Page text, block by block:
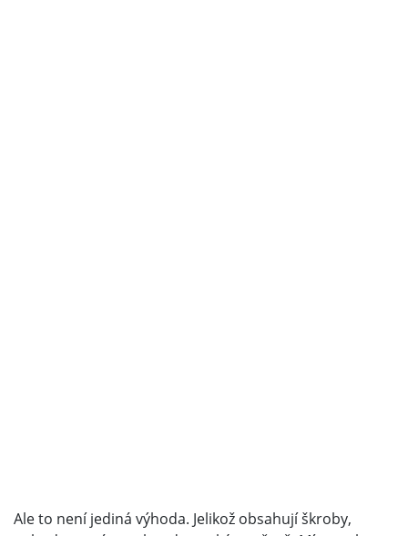
Ale to není jediná výhoda. Jelikož obsahují škroby,